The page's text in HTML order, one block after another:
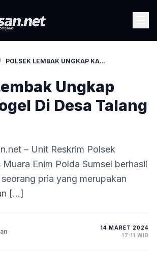
POLSEK LEMBAK UNGKAP KASUS TOGEL DI DESA TALANG BALAI
Ungkap
Di Desa Talang
– Unit Reskrim Polsek
Enim Polda Sumsel berhasil
pria yang merupakan
[…]
14 MARET 2024
17:11 WIB